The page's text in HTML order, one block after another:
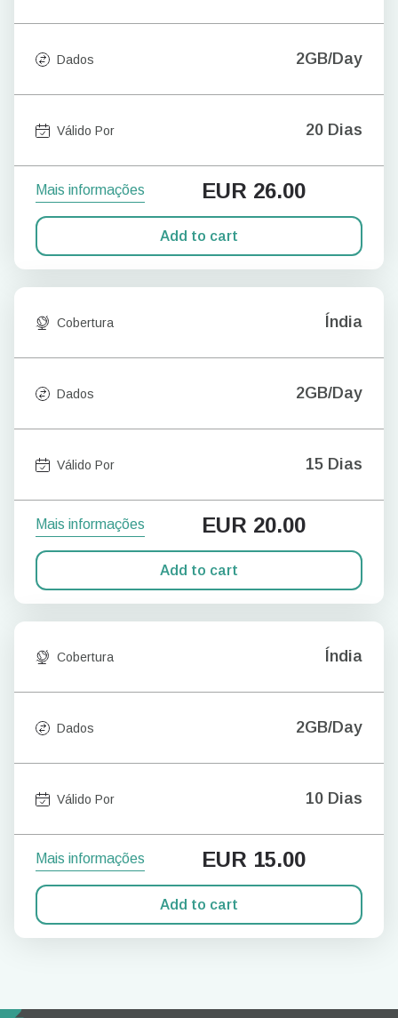
Dados 2GB/Day
Válido Por 20 Dias
Mais informações EUR 26.00
Add to cart
Cobertura Índia
Dados 2GB/Day
Válido Por 15 Dias
Mais informações EUR 20.00
Add to cart
Cobertura Índia
Dados 2GB/Day
Válido Por 10 Dias
Mais informações EUR 15.00
Add to cart